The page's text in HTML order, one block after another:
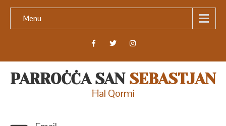
Menu
PARROĊĊA SAN SEBASTJAN
Ħal Qormi